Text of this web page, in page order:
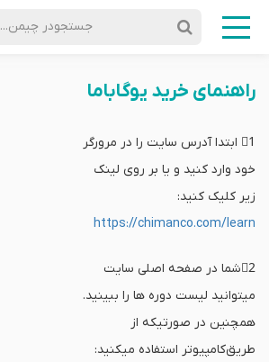
جستجودر چیمن...
راهنمای خرید یوگاباما
1⃣ ابتدا آدرس سایت را در مرورگر
خود وارد کنید و یا بر روی لینک
زیر کلیک کنید:
https://chimanco.com/learn
2⃣شما در صفحه اصلی سایت
میتوانید لیست دوره ها‌ را ببینید.
همچنین در صورتیکه از‌
طریق‌کامپیوتر استفاده میکنید: